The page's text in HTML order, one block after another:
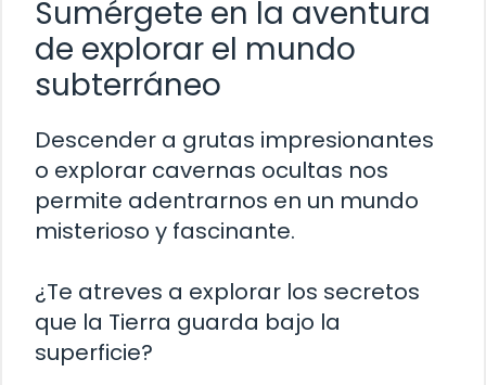
Sumérgete en la aventura
de explorar el mundo
subterráneo
Descender a grutas impresionantes
o explorar cavernas ocultas nos
permite adentrarnos en un mundo
misterioso y fascinante.
¿Te atreves a explorar los secretos
que la Tierra guarda bajo la
superficie?